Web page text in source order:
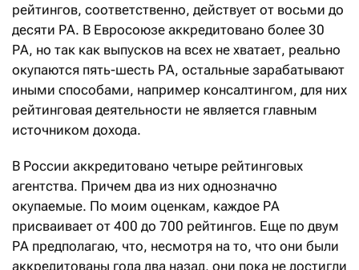
рейтингов, соответственно, действует от восьми до
десяти РА. В Евросоюзе аккредитовано более 30
РА, но так как выпусков на всех не хватает, реально
окупаются пять-шесть РА, остальные зарабатывают
иными способами, например консалтингом, для них
рейтинговая деятельности не является главным
источником дохода.
В России аккредитовано четыре рейтинговых
агентства. Причем два из них однозначно
окупаемые. По моим оценкам, каждое РА
присваивает от 400 до 700 рейтингов. Еще по двум
РА предполагаю, что, несмотря на то, что они были
аккредитованы года два назад, они пока не достигли